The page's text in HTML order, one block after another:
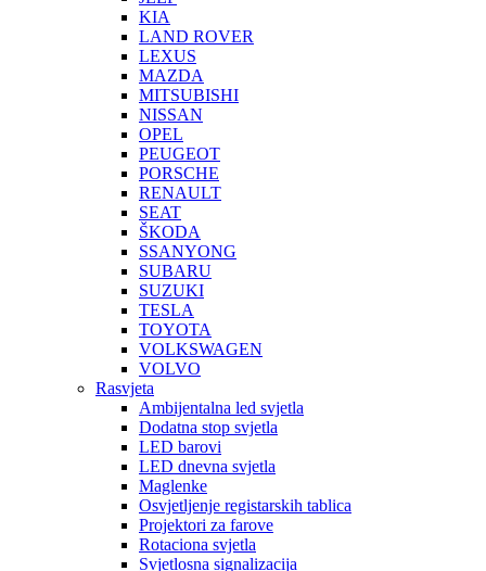
KIA
LAND ROVER
LEXUS
MAZDA
MITSUBISHI
NISSAN
OPEL
PEUGEOT
PORSCHE
RENAULT
SEAT
ŠKODA
SSANYONG
SUBARU
SUZUKI
TESLA
TOYOTA
VOLKSWAGEN
VOLVO
Rasvjeta
Ambijentalna led svjetla
Dodatna stop svjetla
LED barovi
LED dnevna svjetla
Maglenke
Osvjetljenje registarskih tablica
Projektori za farove
Rotaciona svjetla
Svjetlosna signalizacija